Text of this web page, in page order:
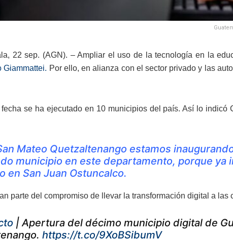
22 sep. (AGN). – Ampliar el uso de la tecnología en la
Giammattei. Por ello, en alianza con el sector privado y las
se ha ejecutado en 10 municipios del país. Así lo indicó
Mateo Quetzaltenango estamos
municipio en este departamento, porque ya
en San Juan Ostuncalco.
parte del compromiso de llevar la transformación digital a las
| Apertura del décimo municipio digital de
https://t.co/9XoBSibumV